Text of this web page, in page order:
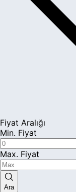
Hyundai
Jeep
Lada
Lamborghini
Fiyat Aralığı
Min. Fiyat
Max. Fiyat
Ara